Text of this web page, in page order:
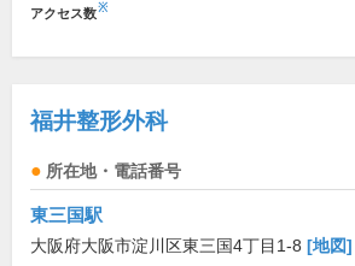
アクセス数※
福井整形外科
所在地・電話番号
東三国駅
大阪府大阪市淀川区東三国4丁目1-8 [地図]